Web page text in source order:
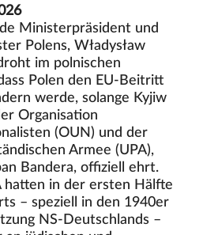
Ministerpräsident und
Polens, Władysław
im polnischen
Polen den EU-Beitritt
werde, solange Kyjiw
Organisation
(OUN) und der
Armee (UPA),
Bandera, offiziell ehrt.
hatten in der ersten Hälfte
– speziell in den 1940er
NS-Deutschlands –